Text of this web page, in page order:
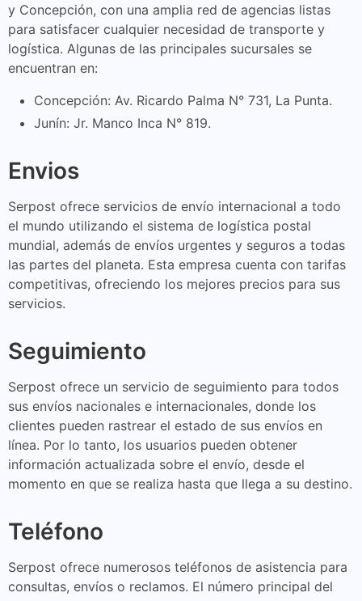
y Concepción, con una amplia red de agencias listas
para satisfacer cualquier necesidad de transporte y
logística. Algunas de las principales sucursales se
encuentran en:
Concepción: Av. Ricardo Palma N° 731, La Punta.
Junín: Jr. Manco Inca N° 819.
Envios
Serpost ofrece servicios de envío internacional a todo
el mundo utilizando el sistema de logística postal
mundial, además de envíos urgentes y seguros a todas
las partes del planeta. Esta empresa cuenta con tarifas
competitivas, ofreciendo los mejores precios para sus
servicios.
Seguimiento
Serpost ofrece un servicio de seguimiento para todos
sus envíos nacionales e internacionales, donde los
clientes pueden rastrear el estado de sus envíos en
línea. Por lo tanto, los usuarios pueden obtener
información actualizada sobre el envío, desde el
momento en que se realiza hasta que llega a su destino.
Teléfono
Serpost ofrece numerosos teléfonos de asistencia para
consultas, envíos o reclamos. El número principal del